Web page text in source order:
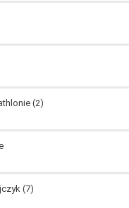
(2)
(7)